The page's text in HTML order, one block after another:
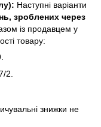
Наступні варіанти
зроблених через
із продавцем у
товару:
2.
знижки не